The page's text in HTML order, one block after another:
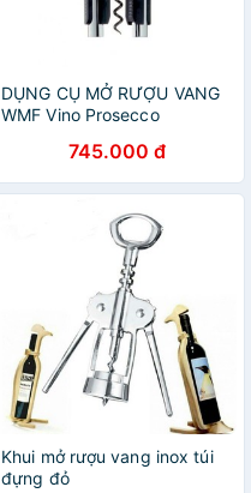
DỤNG CỤ MỞ RƯỢU VANG
WMF Vino Prosecco
745.000 đ
Khui mở rượu vang inox túi
đựng đỏ